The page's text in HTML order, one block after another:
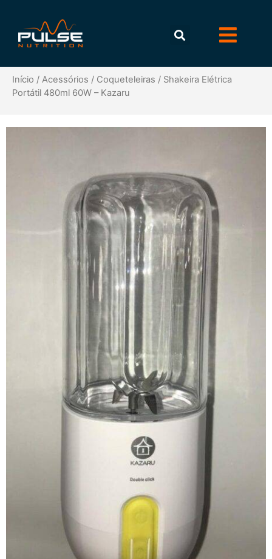
Início / Acessórios / Coqueteleiras / Shakeira Elétrica
Portátil 480ml 60W – Kazaru